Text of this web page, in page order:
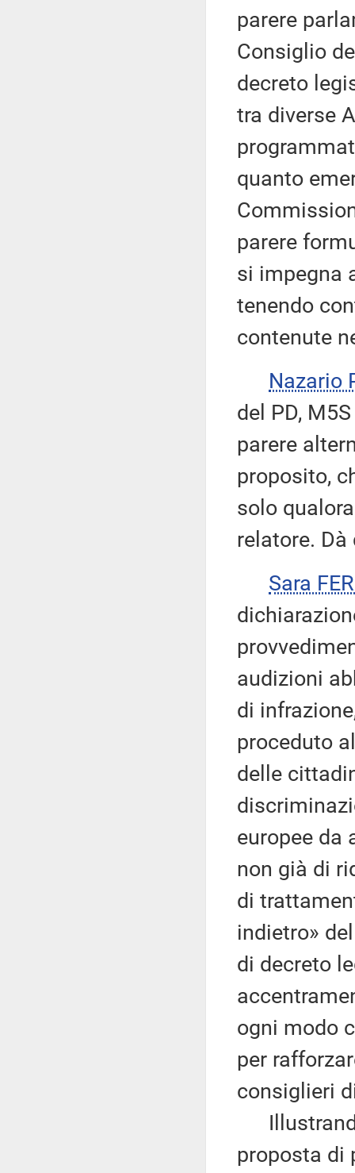
parere
Consiglio
decreto
tra diverse
quanto
parere
si impegna
tenendo
contenute
Nazario
del PD,
parere
proposito,
solo
relatore.
Sara
audizioni
di
proceduto
delle
europee da
non già di
di
indietro»
di decreto
ogni modo
per
consiglieri
proposta di